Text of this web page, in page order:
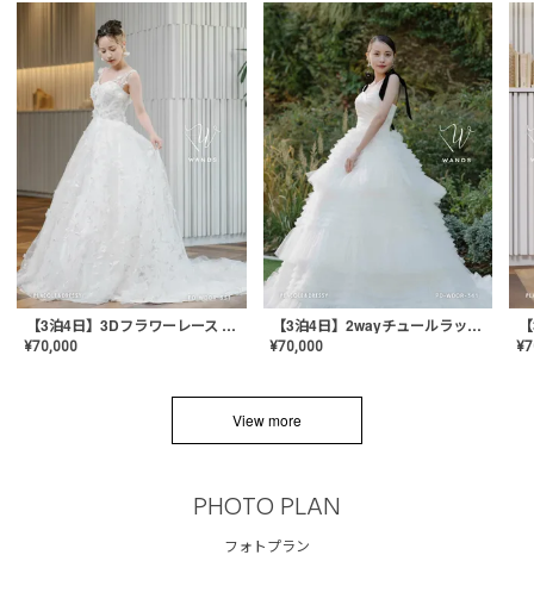
【3泊4日】3Dフラワーレース ドレス〈PD-WDOR-331〉
¥70,000
【3泊4日】2wayチュールラッフルドレス〈PD-WDOR-341RTL〉
¥70,000 ¥
View more
PHOTO PLAN
フォトプラン